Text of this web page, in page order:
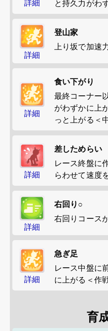
詳細
と持久力がわ
詳細
登山家
上り坂で加速
詳細
食い下がり
最終コーナー
がわずかに上
っと上がる＜
詳細
差しためらい
レース終盤に
らわせて速度
詳細
右回り○
右回りコース
詳細
急ぎ足
レース中盤に
に上がる＜作
育